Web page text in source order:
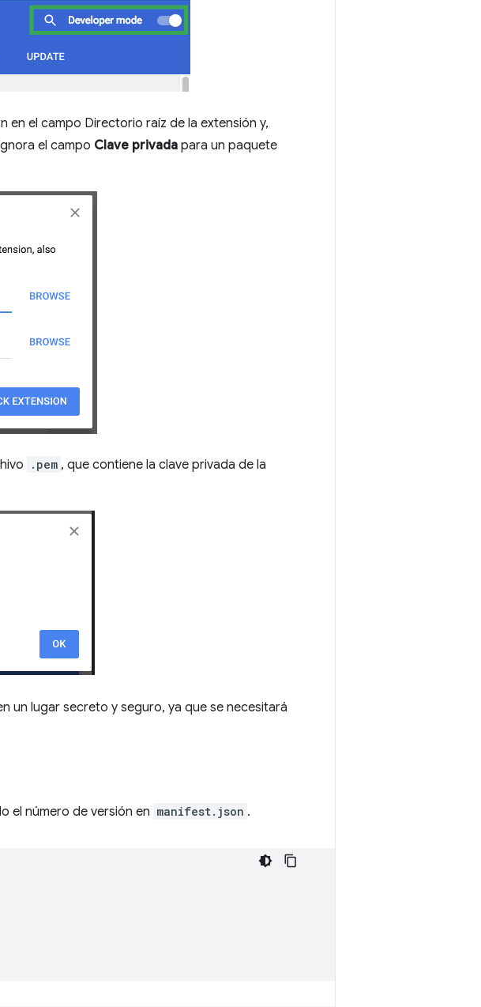
en el campo Directorio raíz de la extensión y,
el campo Clave privada para un paquete
.pem , que contiene la clave privada de la
un lugar secreto y seguro, ya que se necesitará
el número de versión en manifest.json .